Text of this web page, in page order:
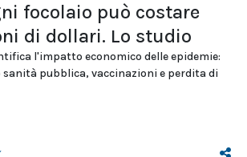
focolaio può costare
di dollari. Lo studio
l'impatto economico delle epidemie:
pubblica, vaccinazioni e perdita di